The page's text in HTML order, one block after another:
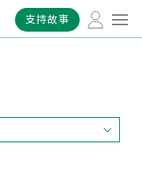
支持故事